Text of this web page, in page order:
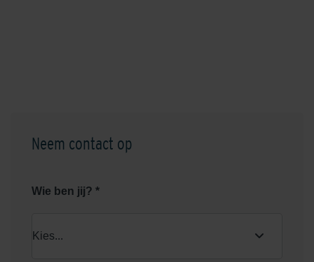
Neem contact op
Wie ben jij? *